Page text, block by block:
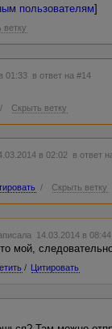
пользователям]
ветку
01:33 в ответ на #14
/ Скрыть ветку
в 02:02 в ответ
/ Скрыть ветку
14.03.2014 в
мой,
/ Цитировать